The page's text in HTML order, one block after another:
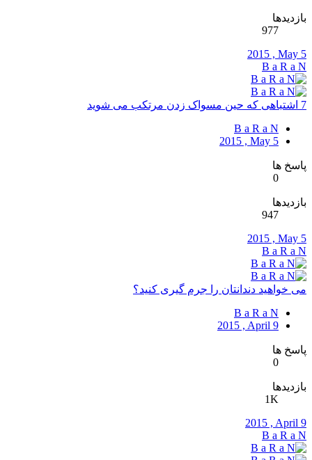
بازدیدها
977
2015 , May 5
B a R a N
7 اشتباهی که حین مسواک زدن مرتکب می شوید
B a R a N
2015 , May 5
پاسخ ها
0
بازدیدها
947
2015 , May 5
B a R a N
می خواهید دندانتان را جرم گیری کنید؟
B a R a N
2015 , April 9
پاسخ ها
0
بازدیدها
1K
2015 , April 9
B a R a N